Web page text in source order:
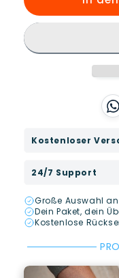
Kostenloser
24/7 Support
Große Auswahl
Dein Paket, dein
Kostenlose